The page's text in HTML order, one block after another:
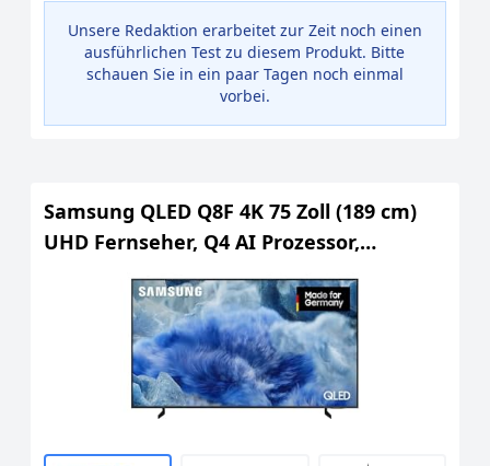
Unsere Redaktion erarbeitet zur Zeit noch einen
ausführlichen Test zu diesem Produkt. Bitte
schauen Sie in ein paar Tagen noch einmal
vorbei.
Samsung QLED Q8F 4K 75 Zoll (189 cm)
UHD Fernseher, Q4 AI Prozessor,
Quantum Dot für Reale Farben, AirSlim
Design, 4K Upscaling, Gaming Hub,
Kostenlose Inhalte, Samsung Vision AI
Smart TV